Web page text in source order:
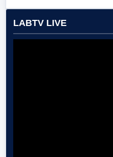
LABTV LIVE